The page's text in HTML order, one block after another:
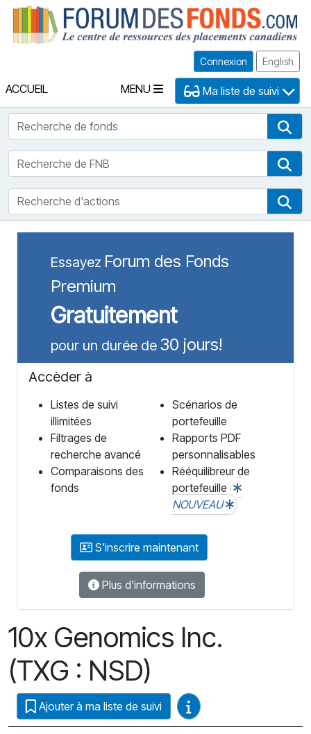
Connexion English
ACCUEIL MENU Ma liste de suivi
Recherche de fonds
Recherche de FNB
Recherche d'actions
Essayez Forum des Fonds
Premium
Gratuitement
pour un durée de 30 jours!
Accèder à
Listes de suivi
illimitées
Filtrages de
recherche avancé
Comparaisons des
fonds
Scénarios de
portefeuille
Rapports PDF
personnalisables
Rééquilibreur de
portefeuille
NOUVEAU
S'inscrire maintenant
Plus d'informations
10x Genomics Inc.
(TXG : NSD)
Ajouter à ma liste de suivi Guides vidéo